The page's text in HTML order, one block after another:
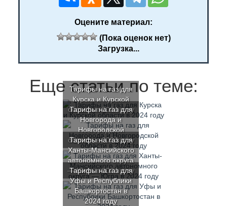
Оцените материал:
(Пока оценок нет)
Загрузка...
Еще статьи по теме:
Тарифы на газ для
Курска и Курской
области в 2024 году
Тарифы на газ для
Новгорода и
Новгородской
области в 2024 году
Тарифы на газ для
Ханты-Мансийского
автономного округа
— Югра в 2024 году
Тарифы на газ для
Уфы и Республики
Башкортостан в
2024 году